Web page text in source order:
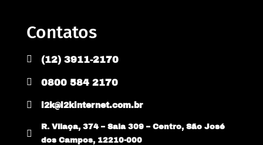
Contatos
 (12) 3911-2170
 0800 584 2170
 l2k@l2kinternet.com.br

R. Vilaça, 374 – Sala 309 – Centro, São José
dos Campos, 12210-000